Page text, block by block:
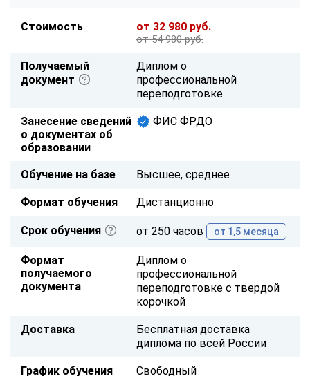
Стоимость от 32 980 руб.
от 54 980 руб.
Получаемый
документ
Диплом о
профессиональной
переподготовке
Занесение сведений
о документах об
образовании
ФИС ФРДО
Обучение на базе Высшее, среднее
Формат обучения Дистанционно
Срок обучения от 250 часов от 1,5 месяца
Формат
получаемого
документа
Диплом о
профессиональной
переподготовке с твердой
корочкой
Доставка
Бесплатная доставка
диплома по всей России
График обучения Свободный